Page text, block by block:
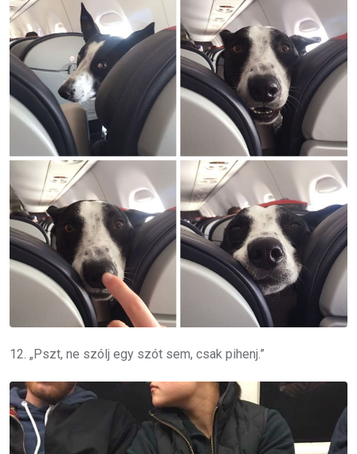
12. „Pszt, ne szólj egy szót sem, csak pihenj.”